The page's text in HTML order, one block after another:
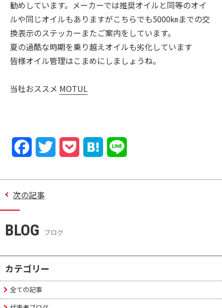
勧めしています。メーカーでは推奨オイルと同等のオイ
ルや同じオイルもありますがこちらでも5000㎞までの交
換表示のステッカーまたご案内をしています。
夏の過酷な時期を乗り越えオイルも劣化しています
皆様オイル管理はこまめにしましょうね。
当社おススメ MOTUL
b
o
k
次の記事
BLOG ブログ
カテゴリー
全ての記事